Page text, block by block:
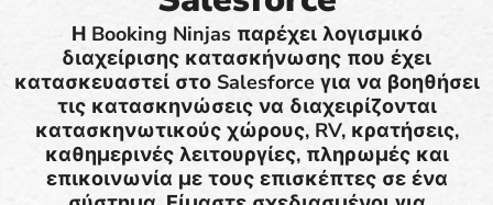
Η Booking Ninjas παρέχει λογισμικό
διαχείρισης κατασκήνωσης που έχει
κατασκευαστεί στο Salesforce για να βοηθήσει
τις κατασκηνώσεις να διαχειρίζονται
κατασκηνωτικούς χώρους, RV, κρατήσεις,
καθημερινές λειτουργίες, πληρωμές και
επικοινωνία με τους επισκέπτες σε ένα